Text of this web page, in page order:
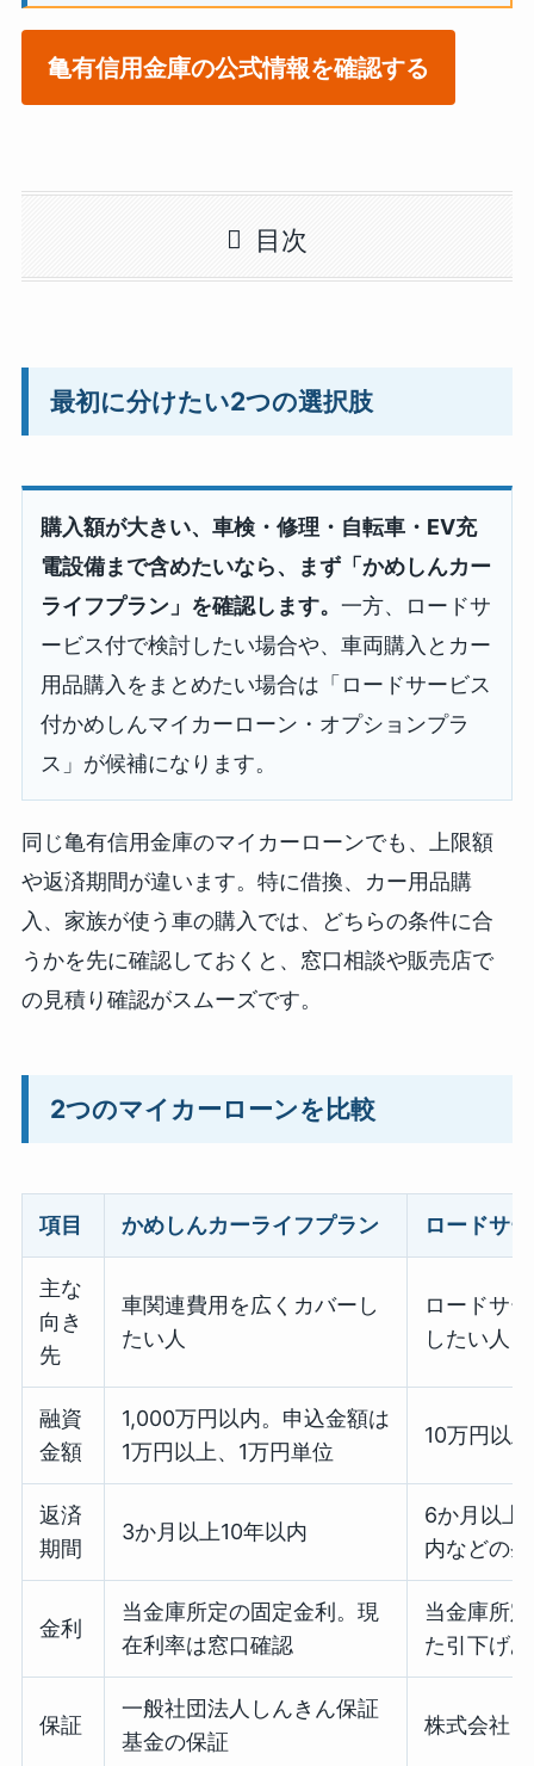
亀有信用金庫の公式情報を確認する
目次
最初に分けたい2つの選択肢
購入額が大きい、車検・修理・自転車・EV充
電設備まで含めたいなら、まず「かめしんカー
ライフプラン」を確認します。 一方、ロードサ
ービス付で検討したい場合や、車両購入とカー
用品購入をまとめたい場合は「ロードサービス
付かめしんマイカーローン・オプションプラ
ス」が候補になります。
同じ亀有信用金庫のマイカーローンでも、上限額
や返済期間が違います。特に借換、カー用品購
入、家族が使う車の購入では、どちらの条件に合
うかを先に確認しておくと、窓口相談や販売店で
の見積り確認がスムーズです。
2つのマイカーローンを比較
項目 かめしんカーライフプラン ロードサ
主な
向き
先
車関連費用を広くカバーし
たい人
ロードサ
したい人
融資
金額
1,000万円以内。申込金額は
1万円以上、1万円単位
10万円以
返済
期間
3か月以上10年以内
6か月以上
内などの
金利
当金庫所定の固定金利。現
在利率は窓口確認
当金庫所
た引下げ
保証
一般社団法人しんきん保証
基金の保証
株式会社